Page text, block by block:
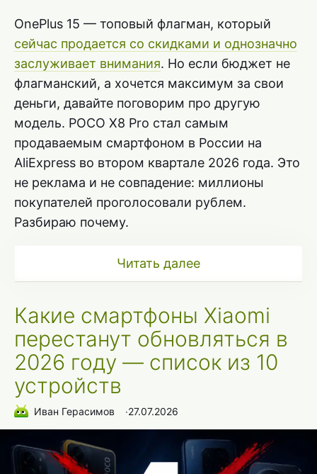
OnePlus 15 — топовый флагман, который
сейчас продается со скидками и однозначно
заслуживает внимания. Но если бюджет не
флагманский, а хочется максимум за свои
деньги, давайте поговорим про другую
модель. POCO X8 Pro стал самым
продаваемым смартфоном в России на
AliExpress во втором квартале 2026 года. Это
не реклама и не совпадение: миллионы
покупателей проголосовали рублем.
Разбираю почему.
Читать далее
Какие смартфоны Xiaomi
перестанут обновляться в
2026 году — список из 10
устройств
Иван Герасимов ∙27.07.2026